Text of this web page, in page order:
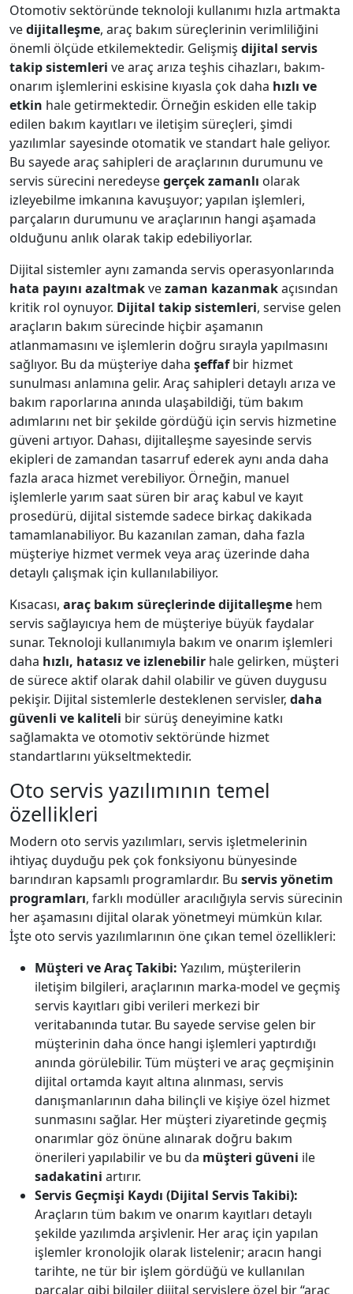
Otomotiv sektöründe teknoloji kullanımı hızla artmakta
vedijitalleşme, araç bakım süreçlerinin verimliliğini
önemli ölçüde etkilemektedir. Gelişmiş dijital servis
takip sistemleri ve araç arıza teşhis cihazları, bakım-
onarım işlemlerini eskisine kıyasla çok daha hızlı ve
etkin hale getirmektedir. Örneğin eskiden elle takip
edilen bakım kayıtları ve iletişim süreçleri, şimdi
yazılımlar sayesinde otomatik ve standart hale geliyor.
Bu sayede araç sahipleri de araçlarının durumunu ve
servis sürecini neredeysegerçek zamanlı olarak
izleyebilme imkanına kavuşuyor; yapılan işlemleri,
parçaların durumunu ve araçlarının hangi aşamada
olduğunu anlık olarak takip edebiliyorlar.
Dijital sistemler aynı zamanda servis operasyonlarında
hata payını azaltmakvezaman kazanmakaçısından
kritik rol oynuyor. Dijital takip sistemleri, servise gelen
araçların bakım sürecinde hiçbir aşamanın
atlanmamasını ve işlemlerin doğru sırayla yapılmasını
sağlıyor. Bu da müşteriye daha şeffafbir hizmet
sunulması anlamına gelir. Araç sahipleri detaylı arıza ve
bakım raporlarına anında ulaşabildiği, tüm bakım
adımlarını net bir şekilde gördüğü için servis hizmetine
güveni artıyor. Dahası, dijitalleşme sayesinde servis
ekipleri de zamandan tasarruf ederek aynı anda daha
fazla araca hizmet verebiliyor. Örneğin, manuel
işlemlerle yarım saat süren bir araç kabul ve kayıt
prosedürü, dijital sistemde sadece birkaç dakikada
tamamlanabiliyor. Bu kazanılan zaman, daha fazla
müşteriye hizmet vermek veya araç üzerinde daha
detaylı çalışmak için kullanılabiliyor.
Kısacası, araç bakım süreçlerinde dijitalleşme hem
servis sağlayıcıya hem de müşteriye büyük faydalar
sunar. Teknoloji kullanımıyla bakım ve onarım işlemleri
daha hızlı, hatasız ve izlenebilir hale gelirken, müşteri
de sürece aktif olarak dahil olabilir ve güven duygusu
pekişir. Dijital sistemlerle desteklenen servisler, daha
güvenli ve kaliteli bir sürüş deneyimine katkı
sağlamakta ve otomotiv sektöründe hizmet
standartlarını yükseltmektedir.
Oto servis yazılımının temel
özellikleri
Modern oto servis yazılımları, servis işletmelerinin
ihtiyaç duyduğu pek çok fonksiyonu bünyesinde
barındıran kapsamlı programlardır. Bu servis yönetim
programları, farklı modüller aracılığıyla servis sürecinin
her aşamasını dijital olarak yönetmeyi mümkün kılar.
İşte oto servis yazılımlarının öne çıkan temel özellikleri:
Müşteri ve Araç Takibi: Yazılım, müşterilerin
iletişim bilgileri, araçlarının marka-model ve geçmiş
servis kayıtları gibi verileri merkezi bir
veritabanında tutar. Bu sayede servise gelen bir
müşterinin daha önce hangi işlemleri yaptırdığı
anında görülebilir. Tüm müşteri ve araç geçmişinin
dijital ortamda kayıt altına alınması, servis
danışmanlarının daha bilinçli ve kişiye özel hizmet
sunmasını sağlar. Her müşteri ziyaretinde geçmiş
onarımlar göz önüne alınarak doğru bakım
önerileri yapılabilir ve bu da müşteri güveni ile
sadakatini artırır.
Servis Geçmişi Kaydı (Dijital Servis Takibi):
Araçların tüm bakım ve onarım kayıtları detaylı
şekilde yazılımda arşivlenir. Her araç için yapılan
işlemler kronolojik olarak listelenir; aracın hangi
tarihte, ne tür bir işlem gördüğü ve kullanılan
parçalar gibi bilgiler dijital servislere özel bir “araç